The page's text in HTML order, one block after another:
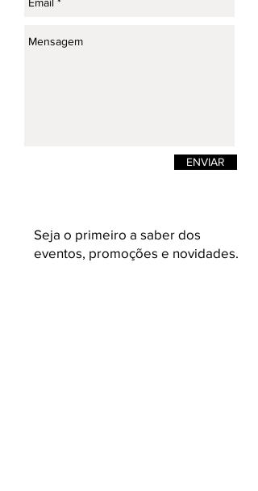
ENVIAR
Seja o primeiro a saber dos
eventos, promoções e novidades.